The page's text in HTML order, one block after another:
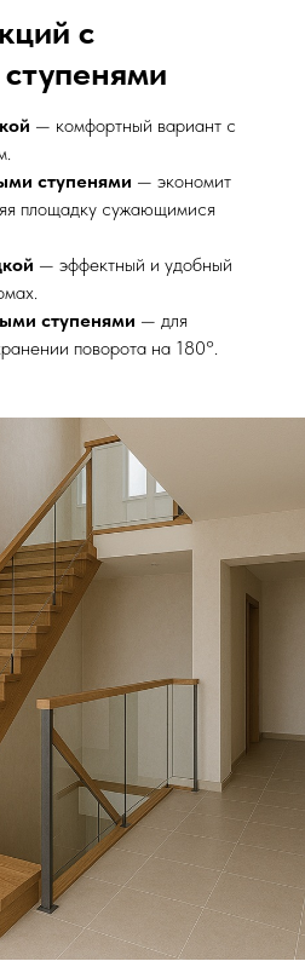
ПРОЕКТ
Лестница на
деревом
с
— комфортный вариант с
ступенями — экономит
площадку сужающимися
— эффектный и удобный
ступенями — для
поворота на 180°.